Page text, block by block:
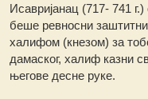
Исавријанац (717- 741 г.)
беше ревносни
халифом (кнезом) за
дамаског, халиф казни
његове десне руке.